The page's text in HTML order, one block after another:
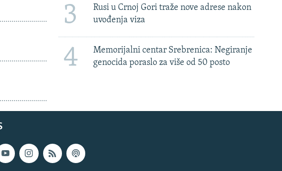
3
Rusi u Crnoj Gori traže nove adrese nakon
uvođenja viza
4
Memorijalni centar Srebrenica: Negiranje
genocida poraslo za više od 50 posto